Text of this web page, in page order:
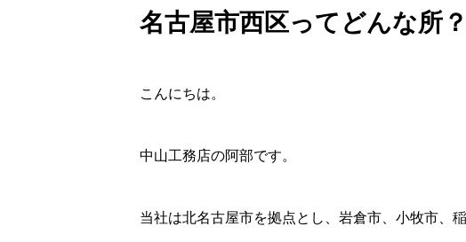
名古屋市西区ってどんな所
こんにちは。
中山工務店の阿部です。
当社は北名古屋市を拠点とし、岩倉市、小牧市、